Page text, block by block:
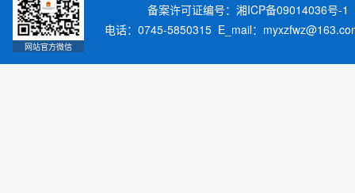
网站官方微信
备案许可证编号：湘ICP备09014036号-1
电话：0745-5850315 E_mail：